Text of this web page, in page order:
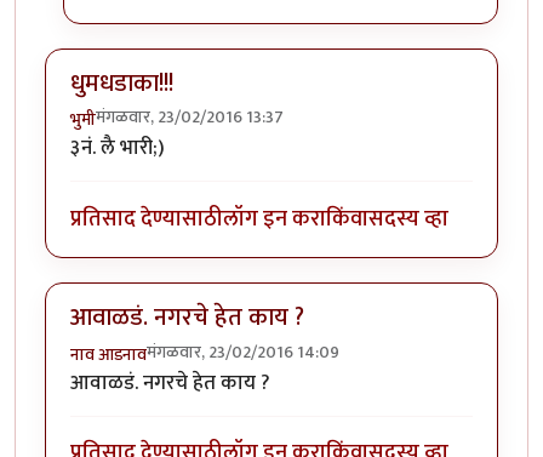
धुमधडाका!!!
भुमीमंगळवार, 23/02/2016 13:37
३नं. लै भारी;)
प्रतिसाद देण्यासाठीलॉग इन कराकिंवासदस्य व्हा
आवाळडं. नगरचे हेत काय ?
नाव आडनावमंगळवार, 23/02/2016 14:09
आवाळडं. नगरचे हेत काय ?